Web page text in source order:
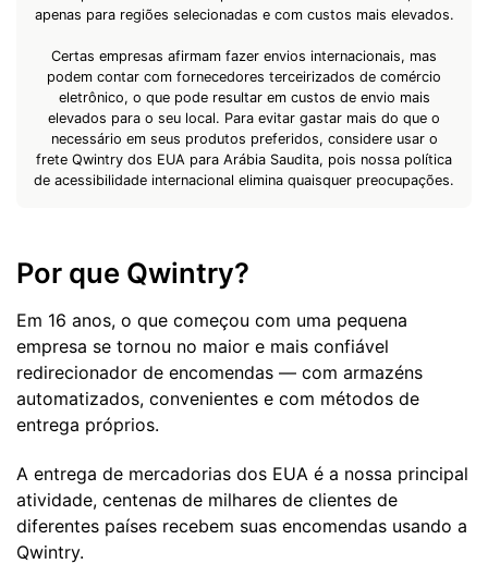
apenas para regiões selecionadas e com custos mais elevados.
Certas empresas afirmam fazer envios internacionais, mas
podem contar com fornecedores terceirizados de comércio
eletrônico, o que pode resultar em custos de envio mais
elevados para o seu local. Para evitar gastar mais do que o
necessário em seus produtos preferidos, considere usar o
frete Qwintry dos EUA para Arábia Saudita, pois nossa política
de acessibilidade internacional elimina quaisquer preocupações.
Por que Qwintry?
Em 16 anos, o que começou com uma pequena
empresa se tornou no maior e mais confiável
redirecionador de encomendas — com armazéns
automatizados, convenientes e com métodos de
entrega próprios.
A entrega de mercadorias dos EUA é a nossa principal
atividade, centenas de milhares de clientes de
diferentes países recebem suas encomendas usando a
Qwintry.